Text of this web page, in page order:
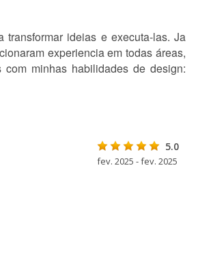
ideias e executa-las. Ja
experiencia em todas áreas,
minhas habilidades de design:
5.0
fev. 2025 - fev. 2025